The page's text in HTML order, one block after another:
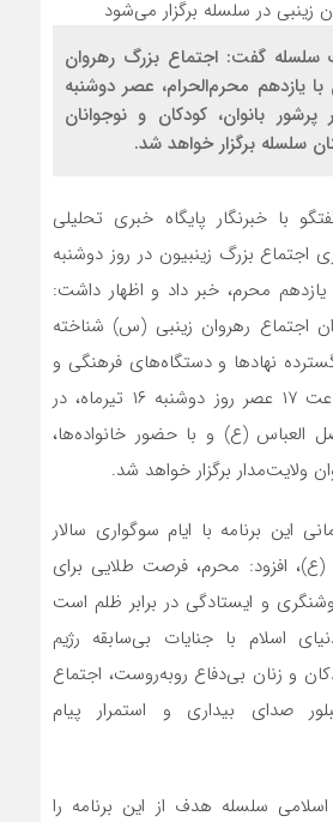
سلسله گفت: اجتماع بزرگ رهروان
یازدهم محرم‌الحرام، عصر دوشنبه
پرشور بانوان، کودکان و نوجوانان
سلسله برگزار خواهد شد.
با خبرنگار پایگاه خبری تحلیلی
اجتماع بزرگ زینبیون در روز دوشنبه
یازدهم محرم، خبر داد و اظهار داشت:
اجتماع رهروان زینبی (س) شناخته
نهادها و دستگاه‌های فرهنگی و
انقلابی شهرستان، ساعت ۱۷ عصر روز دوشنبه ۱۶ تیرماه، در
العباس (ع) و با حضور خانواده‌ها،
ولایت‌مدار برگزار خواهد شد.
این برنامه با ایام سوگواری سالار
افزود: محرم، فرصت طلایی برای
و ایستادگی در برابر ظلم است
اسلام با جنایات بی‌سابقه رژیم
و زنان بی‌دفاع روبه‌روست، اجتماع
صدای بیداری و استمرار پیام
اسلامی سلسله هدف از این برنامه را